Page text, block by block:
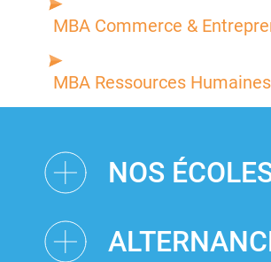
MBA Commerce &
MBA Ressources Humaines
NOS